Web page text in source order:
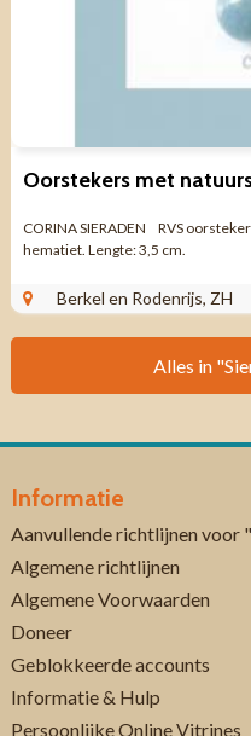
Oorstekers met
CORINA SIERADEN RVS
hematiet. Lengte: 3,5 cm.
Berkel en Rodenrijs, ZH
Alles in
Informatie
Aanvullende richtlijnen voor
Algemene richtlijnen
Algemene Voorwaarden
Doneer
Geblokkeerde accounts
Informatie & Hulp
Persoonlijke Online Vitrines